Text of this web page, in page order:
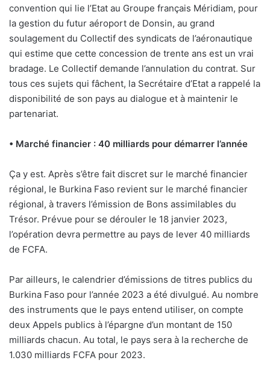
convention qui lie l’Etat au Groupe français Méridiam, pour
la gestion du futur aéroport de Donsin, au grand
soulagement du Collectif des syndicats de l’aéronautique
qui estime que cette concession de trente ans est un vrai
bradage. Le Collectif demande l’annulation du contrat. Sur
tous ces sujets qui fâchent, la Secrétaire d’Etat a rappelé la
disponibilité de son pays au dialogue et à maintenir le
partenariat.
• Marché financier : 40 milliards pour démarrer l’année
Ça y est. Après s’être fait discret sur le marché financier
régional, le Burkina Faso revient sur le marché financier
régional, à travers l’émission de Bons assimilables du
Trésor. Prévue pour se dérouler le 18 janvier 2023,
l’opération devra permettre au pays de lever 40 milliards
de FCFA.
Par ailleurs, le calendrier d’émissions de titres publics du
Burkina Faso pour l’année 2023 a été divulgué. Au nombre
des instruments que le pays entend utiliser, on compte
deux Appels publics à l’épargne d’un montant de 150
milliards chacun. Au total, le pays sera à la recherche de
1.030 milliards FCFA pour 2023.